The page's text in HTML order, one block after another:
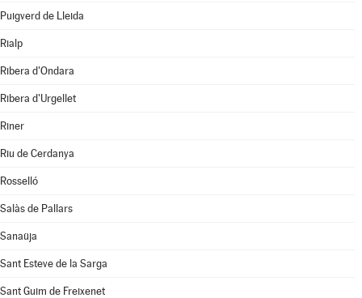
Puigverd de Lleida
Rialp
Ribera d'Ondara
Ribera d'Urgellet
Riner
Riu de Cerdanya
Rosselló
Salàs de Pallars
Sanaüja
Sant Esteve de la Sarga
Sant Guim de Freixenet